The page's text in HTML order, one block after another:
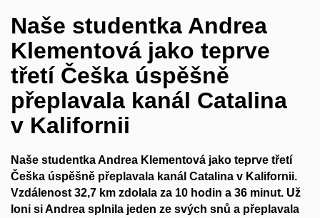
Naše studentka Andrea
Klementová jako teprve
třetí Češka úspěšně
přeplavala kanál Catalina
v Kalifornii
Naše studentka Andrea Klementová jako teprve třetí
Češka úspěšně přeplavala kanál Catalina v Kalifornii.
Vzdálenost 32,7 km zdolala za 10 hodin a 36 minut. Už
loni si Andrea splnila jeden ze svých snů a přeplavala